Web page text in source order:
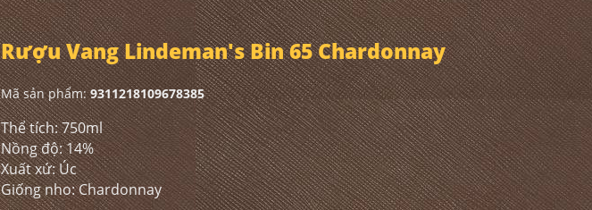
Rượu Vang Lindeman's Bin 65 Chardonnay
Mã sản phẩm:9311218109678385
Thể tích: 750ml
Nồng độ: 14%
Xuất xứ: Úc
Giống nho: Chardonnay